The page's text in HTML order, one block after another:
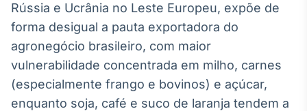
Broadcast
White Label
Plataforma para
conteúdos
personalizados
Soluções de Dados
e Conteúdos
Rússia e Ucrânia no Leste Europeu, expõe de
forma desigual a pauta exportadora do
agronegócio brasileiro, com maior
vulnerabilidade concentrada em milho, carnes
(especialmente frango e bovinos) e açúcar,
enquanto soja, café e suco de laranja tendem a